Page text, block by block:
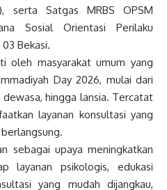
serta Satgas MRBS OPSM
Sosial Orientasi Perilaku
Bekasi.
oleh masyarakat umum yang
Day 2026, mulai dari
dewasa, hingga lansia. Tercatat
layanan konsultasi yang
sebagai upaya meningkatkan
layanan psikologis, edukasi
yang mudah dijangkau,